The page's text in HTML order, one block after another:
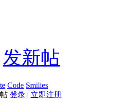
发新帖
Code Smilies
登录 | 立即注册